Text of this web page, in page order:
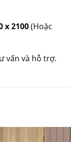
x 2100(Hoặc
vấn và hỗ trợ.